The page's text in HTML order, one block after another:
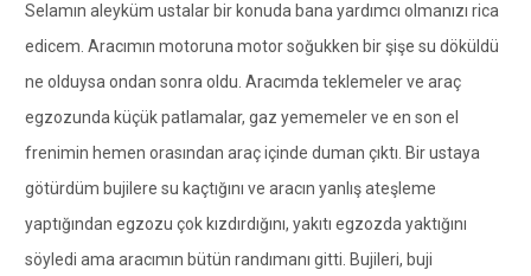
Selamın aleyküm ustalar bir konuda bana yardımcı olmanızı rica
edicem. Aracımın motoruna motor soğukken bir şişe su döküldü
ne olduysa ondan sonra oldu. Aracımda teklemeler ve araç
egzozunda küçük patlamalar, gaz yememeler ve en son el
frenimin hemen orasından araç içinde duman çıktı. Bir ustaya
götürdüm bujilere su kaçtığını ve aracın yanlış ateşleme
yaptığından egzozu çok kızdırdığını, yakıtı egzozda yaktığını
söyledi ama aracımın bütün randımanı gitti. Bujileri, buji